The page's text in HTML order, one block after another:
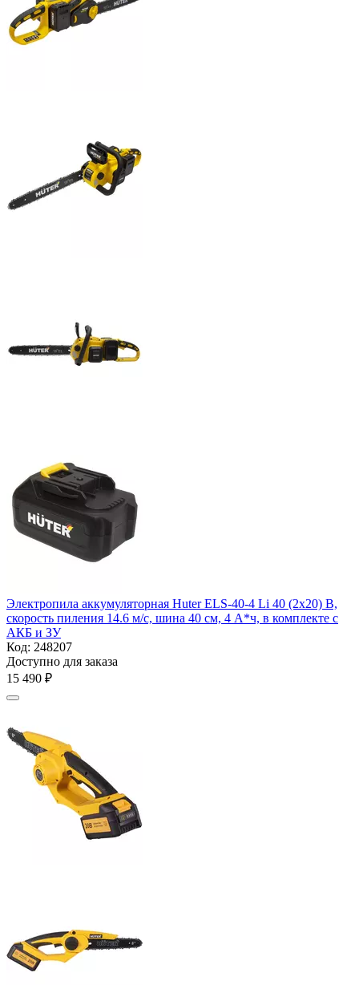
Электропила аккумуляторная Huter ELS-40-4 Li 40 (2х20) В,
скорость пиления 14.6 м/с, шина 40 см, 4 А*ч, в комплекте с
АКБ и ЗУ
Код: 248207
Доступно для заказа
15 490 ₽